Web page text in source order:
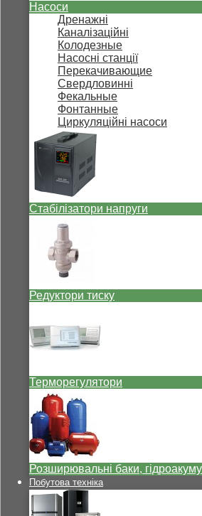
Насоси
Дренажні
Каналізаційні
Колодезные
Насосні станції
Перекачивающие
Свердловинні
Фекальные
Фонтанные
Циркуляційні насоси
Стабілізатори напруги
Редуктори тиску
Терморегулятори
Розширювальні баки,
Побутова техніка